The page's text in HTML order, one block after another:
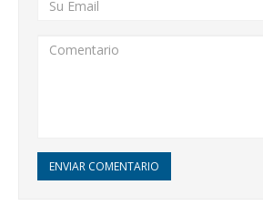
ENVIAR COMENTARIO